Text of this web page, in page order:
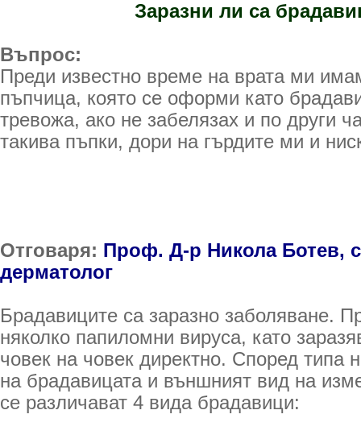
Заразни ли са
Въпрос:
Преди известно време на врата ми
пъпчица, която се оформи като
тревожа, ако не забелязах и по други
такива пъпки, дори на гърдите ми и
Отговаря: Проф. Д-р Никола Ботев,
дерматолог
Брадавиците са заразно заболяване.
няколко папиломни вируса, като
човек на човек директно. Според типа
на брадавицата и външният вид на
се различават 4 вида брадавици: